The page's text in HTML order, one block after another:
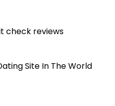
check reviews
Site In The World